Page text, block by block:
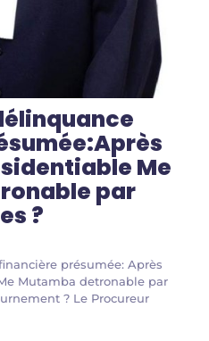
Me
par
?
présumée: Après
Mutamba detronable par
? Le Procureur